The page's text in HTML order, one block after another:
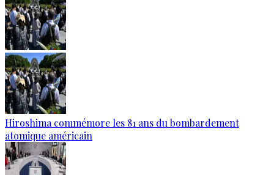
Hiroshima commémore les 81 ans du bombardement
atomique américain